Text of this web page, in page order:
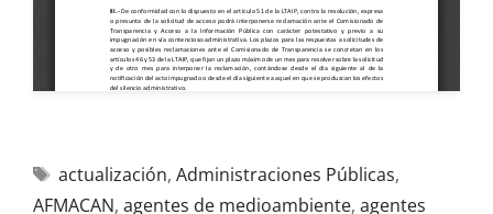
actualización, Administraciones Públicas,
AFMACAN, agentes de medioambiente, agentes